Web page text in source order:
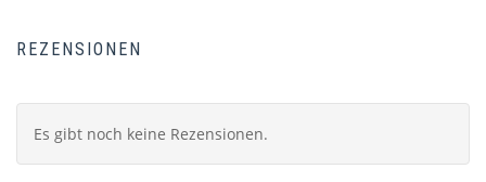
REZENSIONEN
Es gibt noch keine Rezensionen.